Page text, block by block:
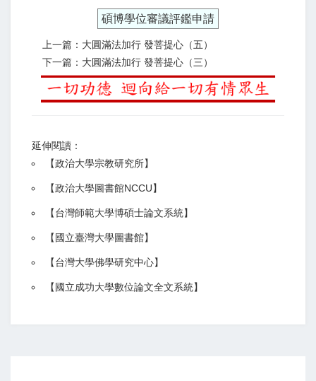
碩博學位審議評鑑申請
上一篇：大圓滿法加行 發菩提心（五）
下一篇：大圓滿法加行 發菩提心（三）
延伸閱讀：
【政治大學宗教研究所】
【政治大學圖書館NCCU】
【台灣師範大學博碩士論文系統】
【 國立臺灣大學圖書館】
【台灣大學佛學研究中心】
【 國立成功大學數位論文全文系統】